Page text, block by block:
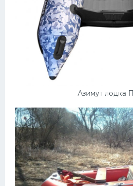
Азимут лодка